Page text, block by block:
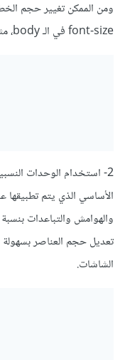
ويجعله غير قابل
قد تكون صعبة
العناصر النصية وأبعاد
مميزات:
تستخدم لتحديد
تتكيف بشكل جيد
قد تكون صعبة
ومن الممكن تغيير حجم
font-size في الـ body، مثلا:
2- استخدام الوحدات
الأساسي الذي يتم تطبيقها
والهوامش والتباعدات
تعديل حجم العناصر
الشاشات.